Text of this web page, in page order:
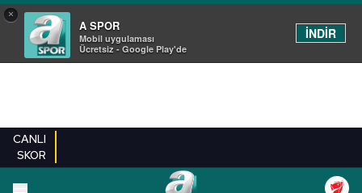
×
A SPOR
Mobil uygulaması
Ücretsiz - Google Play'de
İNDİR
CANLI
SKOR
EN YENILER